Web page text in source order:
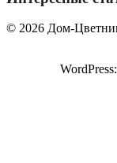
© 2026 Дом-